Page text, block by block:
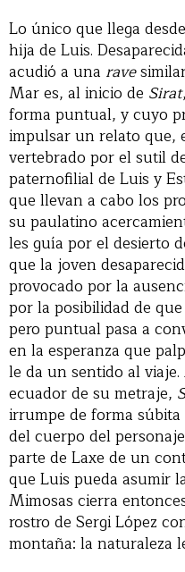
Lo único que llega
hija de Luis.
acudió a una rave
Mar es, al inicio de Sirat
forma puntual, y cuyo
impulsar un relato que,
vertebrado por el sutil
paternofilial de Luis y
que llevan a cabo los
su paulatino
les guía por el desierto
que la joven
provocado por la
por la posibilidad de
pero puntual pasa a
en la esperanza que
le da un sentido al
ecuador de su metraje,
irrumpe de forma
del cuerpo del
parte de Laxe de un
que Luis pueda asumir
Mimosas cierra
rostro de Sergi López
montaña: la naturaleza